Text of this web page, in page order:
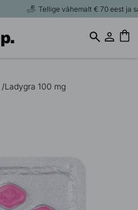
Tellige vähemalt € 70 eest ja
/Ladygra 100 mg